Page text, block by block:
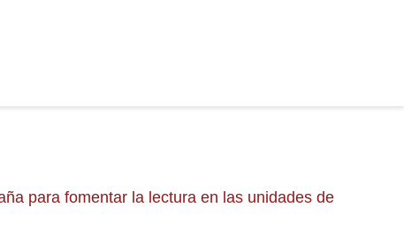
para fomentar la lectura en las unidades de